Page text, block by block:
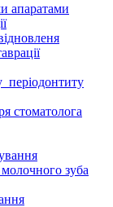
апаратами
стоматолога
зуба